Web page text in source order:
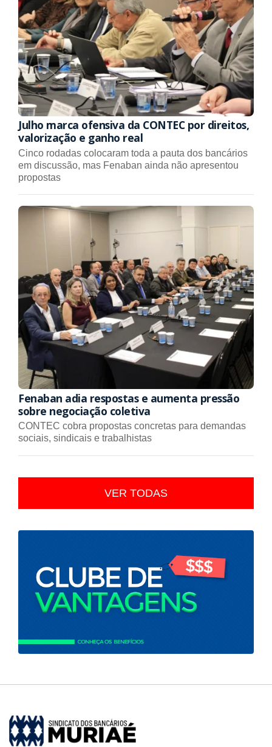
Julho marca ofensiva da CONTEC por direitos,
valorização e ganho real
Cinco rodadas colocaram toda a pauta dos bancários
em discussão, mas Fenaban ainda não apresentou
propostas
Fenaban adia respostas e aumenta pressão
sobre negociação coletiva
CONTEC cobra propostas concretas para demandas
sociais, sindicais e trabalhistas
VER TODAS